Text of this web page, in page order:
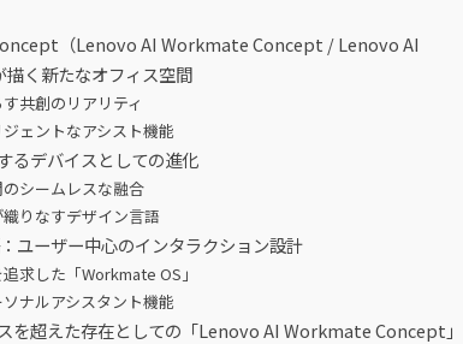
（Lenovo AI Workmate Concept / Lenovo AI
く新たなオフィス空間
共創のリアリティ
ェントなアシスト機能
るデバイスとしての進化
シームレスな融合
りなすデザイン言語
ユーザー中心のインタラクション設計
求した「Workmate OS」
ナルアシスタント機能
を超えた存在としての「Lenovo AI Workmate Concept」